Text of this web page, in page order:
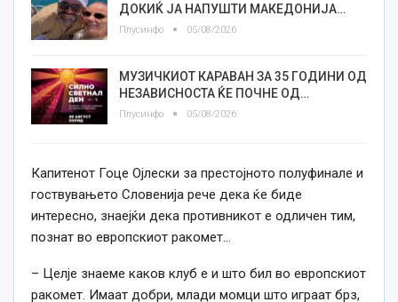
ДОКИЌ ЈА НАПУШТИ МАКЕДОНИЈА…
Плусинфо 05/08/2026
МУЗИЧКИОТ КАРАВАН ЗА 35 ГОДИНИ ОД
НЕЗАВИСНОСТА ЌЕ ПОЧНЕ ОД…
Плусинфо 05/08/2026
Капитенот Гоце Ојлески за престојното полуфинале и
гоствувањето Словенија рече дека ќе биде
интересно, знаејќи дека противникот е одличен тим,
познат во европскиот ракомет…
– Целје знаеме каков клуб е и што бил во европскиот
ракомет. Имаат добри, млади момци што играат брз,